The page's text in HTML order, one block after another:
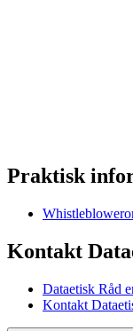
Praktisk
Kontakt
Dataetisk Råd
Kontakt